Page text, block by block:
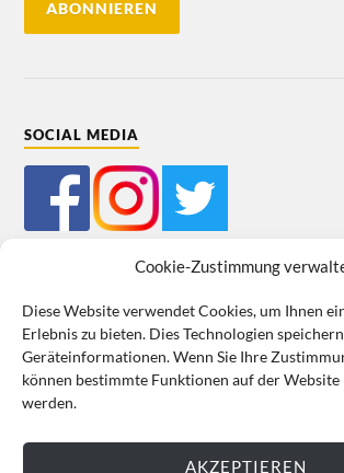
Cookie-Zustimmung
Diese Website verwendet Cookies, um Ihnen
Erlebnis zu bieten. Dies Technologien
Geräteinformationen. Wenn Sie Ihre
können bestimmte Funktionen auf der
werden.
AKZEPTIEREN
SOCIAL MEDIA
Mein Bestellkonto Kundeninformationen
Cookie-Richtlinie (EU) Impressum
VERTRAG WIDERRUFEN